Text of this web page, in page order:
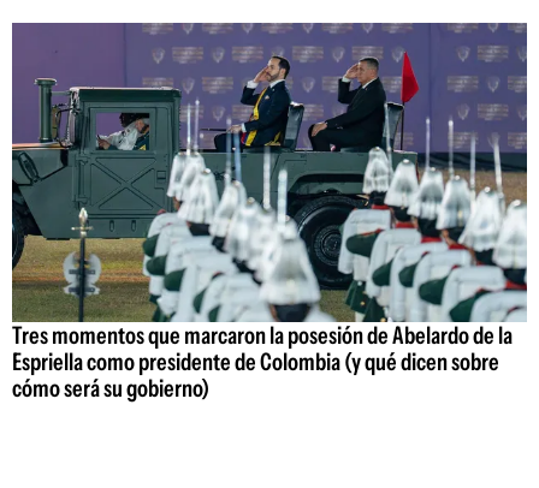
Tres momentos que marcaron la posesión de Abelardo de la
Espriella como presidente de Colombia (y qué dicen sobre
cómo será su gobierno)